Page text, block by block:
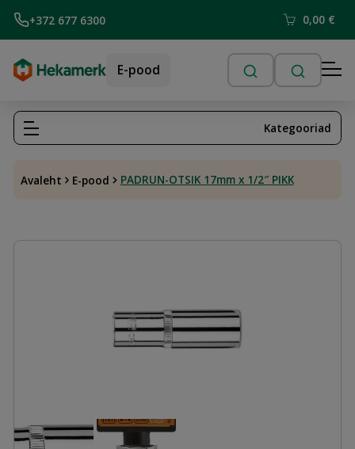
+372 677 6300 0,00 €
E-pood
Avaleht E-pood PADRUN-OTSIK 17mm x 1/2″ PIKK
Kategooriad